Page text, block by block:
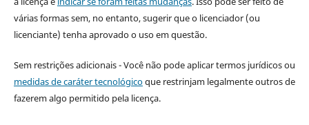
várias formas sem, no entanto, sugerir que o licenciador (ou
licenciante) tenha aprovado o uso em questão.
Sem restrições adicionais - Você não pode aplicar termos jurídicos ou
medidas de caráter tecnológicoque restrinjam legalmente outros de
fazerem algo permitido pela licença.